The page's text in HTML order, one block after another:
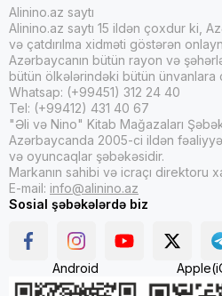
Alinino.az saytı
Alinino.az saytı 15 ildən çoxdur ki,
və çatdırılma xidməti göstərən onlayn
Azərbaycanın bütün rayon və
bütün ölkələrindəki bütün ünvanlara
Whatsap: (+99451) 312 24 40
Tel: (+99412) 431 40 67
"Əli və Nino" Kitab Mağazaları
Azərbaycanda 2005-ci ildən
və oyuncaqlar şəbəkəsidir.
Markanın sahibi və icraçı direktoru
E-mail: info@alinino.az
Sosial şəbəkələrdə biz
Android